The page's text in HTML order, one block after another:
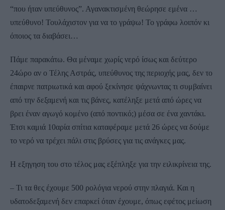
“που ήταν υπεύθυνος”. Αγανακτισμένη θεώρησε εμένα …
υπεύθυνο! Τουλάχιστον για να το γράψω! Το γράφω λοιπόν κι
όποιος τα διαβάσει…
Πάμε παρακάτω. Θα μέναμε χωρίς νερό ίσως και δεύτερο
24ώρο αν ο Τέλης Αστράς, υπεύθυνος της περιοχής μας, δεν το
έπαιρνε πατριωτικά και αφού ξεκίνησε ψάχνωντας τι συμβαίνει
από την δεξαμενή και τις βάνες, κατέληξε μετά από ώρες να
βρει έναν αγωγό κομένο (από ποντικό;) μέσα σε ένα χαντάκι.
Έτσι καμιά 10αρία σπίτια καταφέραμε μετά 26 ώρες να δούμε
το νερό να τρέχει πάλι στις βρύσες για τις ανάγκες μας.
Η εξηγηση του στο τέλος μας εξέπληξε για την ειλικρίνεια της.
– Τι τα θες έχουμε 500 ρολόγια νερού στην πλαγιά. Και η
υδατοδεξαμενή δεν επαρκεί όταν έχουμε, όπως εφέτος μείωση